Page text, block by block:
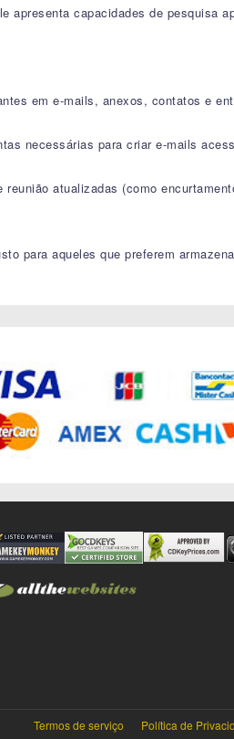
apresenta capacidades de pesquisa
em e-mails, anexos, contatos e
necessárias para criar e-mails
atualizadas (como
para aqueles que preferem
Termos de serviço Política de